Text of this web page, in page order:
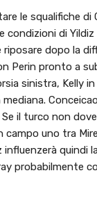
le squalifiche di
condizioni di Yildiz
riposare dopo la
Perin pronto a
sinistra, Kelly
il turco non
campo uno tra
quindi
probabilmente